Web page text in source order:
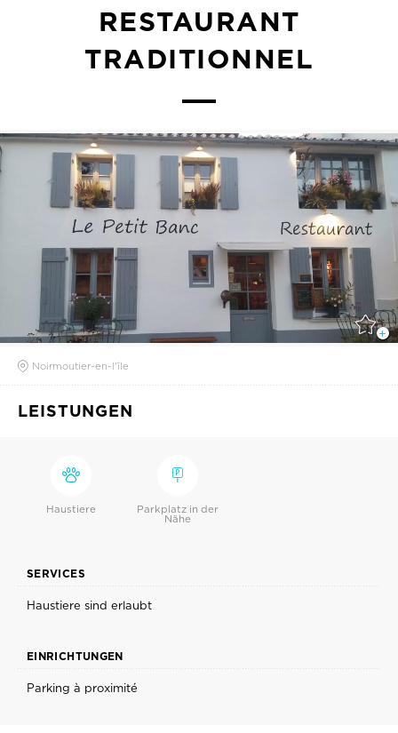
RESTAURANT
TRADITIONNEL
Noirmoutier-en-l'île
LEISTUNGEN
Haustiere Parkplatz in der
Nähe
SERVICES
Haustiere sind erlaubt
EINRICHTUNGEN
Parking à proximité